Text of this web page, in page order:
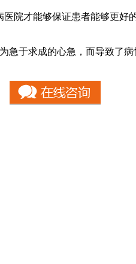
院才能够保证患者能够更
于求成的心急，而导致了病